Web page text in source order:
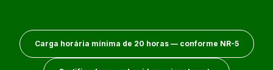
Carga horária mínima de 20 horas — conforme NR-5